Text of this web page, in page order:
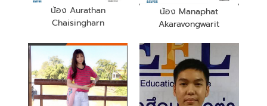
น้อง Aurathan
Chaisingharn
น้อง Manaphat
Akaravongwarit